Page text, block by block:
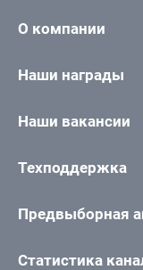
О компании
Наши награды
Наши вакансии
Техподдержка
Предвыборная
Статистика